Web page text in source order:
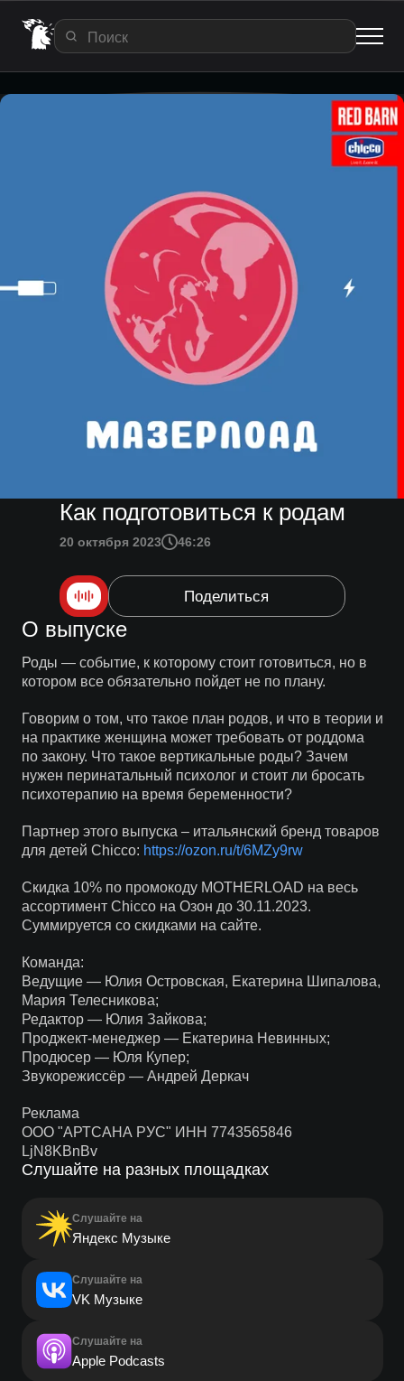
Как подготовиться к родам
20 октября 2023 46:26
Поделиться
О выпуске
Роды — событие, к которому стоит готовиться, но в
котором все обязательно пойдет не по плану.
Говорим о том, что такое план родов, и что в теории и
на практике женщина может требовать от роддома
по закону. Что такое вертикальные роды? Зачем
нужен перинатальный психолог и стоит ли бросать
психотерапию на время беременности?
Партнер этого выпуска – итальянский бренд товаров
для детей Chicco: https://ozon.ru/t/6MZy9rw
Скидка 10% по промокоду MOTHERLOAD на весь
ассортимент Chicco на Озон до 30.11.2023.
Суммируется со скидками на сайте.
Команда:
Ведущие — Юлия Островская, Екатерина Шипалова,
Мария Телесникова;
Редактор — Юлия Зайкова;
Проджект-менеджер — Екатерина Невинных;
Продюсер — Юля Купер;
Звукорежиссёр — Андрей Деркач
Реклама
ООО "АРТСАНА РУС" ИНН 7743565846
LjN8KBnBv
Слушайте на разных площадках
Слушайте на
Яндекс Музыке
Слушайте на
VK Музыке
Слушайте на
Apple Podcasts